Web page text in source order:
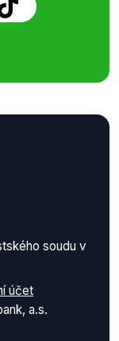
soudu v
účet
a.s.